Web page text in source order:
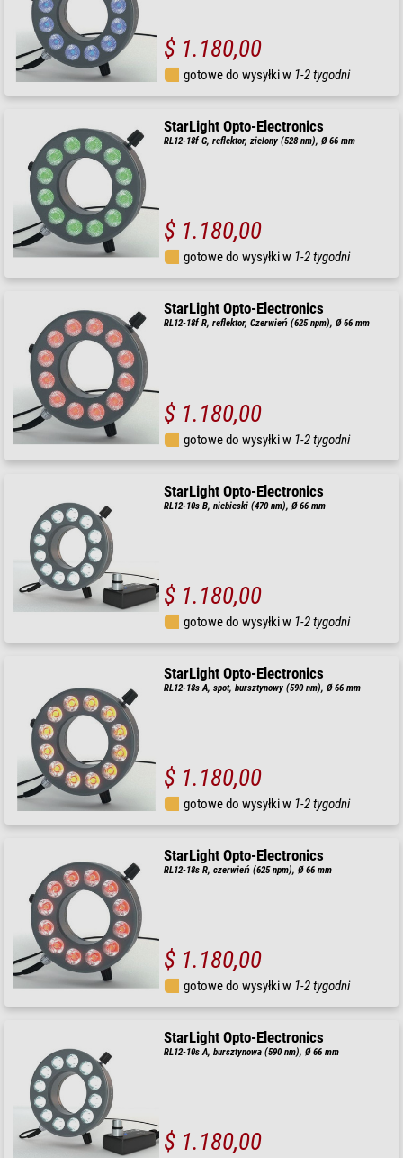
$ 1.180,00
gotowe do wysyłki w 1-2 tygodni
StarLight Opto-Electronics
RL12-18f G, reflektor, zielony (528 nm), Ø 66 mm
$ 1.180,00
gotowe do wysyłki w 1-2 tygodni
StarLight Opto-Electronics
RL12-18f R, reflektor, Czerwień (625 npm), Ø 66 mm
$ 1.180,00
gotowe do wysyłki w 1-2 tygodni
StarLight Opto-Electronics
RL12-10s B, niebieski (470 nm), Ø 66 mm
$ 1.180,00
gotowe do wysyłki w 1-2 tygodni
StarLight Opto-Electronics
RL12-18s A, spot, bursztynowy (590 nm), Ø 66 mm
$ 1.180,00
gotowe do wysyłki w 1-2 tygodni
StarLight Opto-Electronics
RL12-18s R, czerwień (625 npm), Ø 66 mm
$ 1.180,00
gotowe do wysyłki w 1-2 tygodni
StarLight Opto-Electronics
RL12-10s A, bursztynowa (590 nm), Ø 66 mm
$ 1.180,00